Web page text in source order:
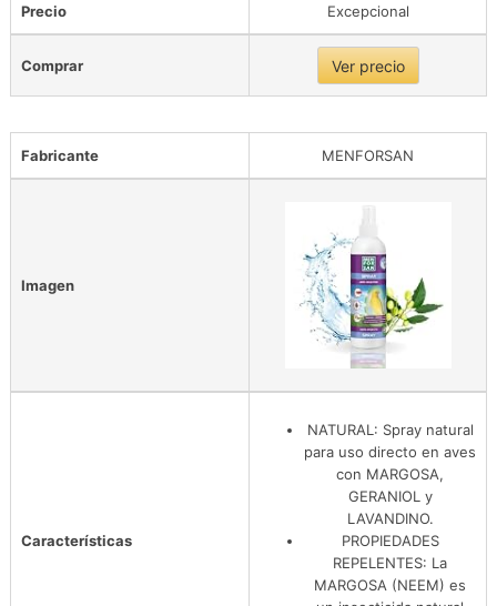
Precio Excepcional
Comprar Ver precio
Fabricante MENFORSAN
Imagen
Características
NATURAL: Spray natural
para uso directo en aves
con MARGOSA,
GERANIOL y
LAVANDINO.
PROPIEDADES
REPELENTES: La
MARGOSA (NEEM) es